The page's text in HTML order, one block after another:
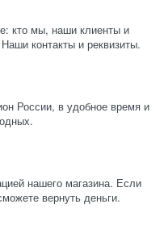
кто мы, наши клиенты и
контакты и реквизиты.
России, в удобное время и
нашего магазина. Если
вернуть деньги.